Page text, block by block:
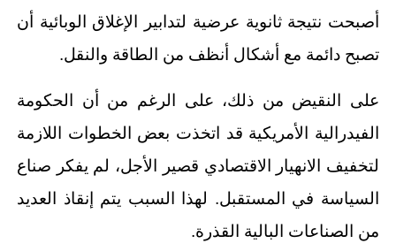
أصبحت نتيجة ثانوية عرضية لتدابير الإغلاق الوبائية أن
تصبح دائمة مع أشكال أنظف من الطاقة والنقل.
على النقيض من ذلك، على الرغم من أن الحكومة
الفيدرالية الأمريكية قد اتخذت بعض الخطوات اللازمة
لتخفيف الانهيار الاقتصادي قصير الأجل، لم يفكر صناع
السياسة في المستقبل. لهذا السبب يتم إنقاذ العديد
من الصناعات البالية القذرة.